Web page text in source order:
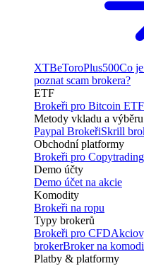
XTBeToroPlus500Co
poznat scam brokera?
ETF
Brokeři pro Bitcoin ETF
Metody vkladu a výběru
Paypal BrokeřiSkrill
Obchodní platformy
Brokeři pro Copytrading
Demo účty
Demo účet na akcie
Komodity
Brokeři na ropu
Typy brokerů
Brokeři pro CFD
brokerBroker na
Platby & platformy